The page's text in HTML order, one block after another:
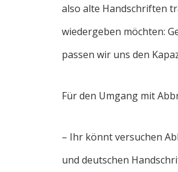
also alte Handschriften
wiedergeben möchten:
passen wir uns den
Für den Umgang mit
– Ihr könnt versuchen
und deutschen